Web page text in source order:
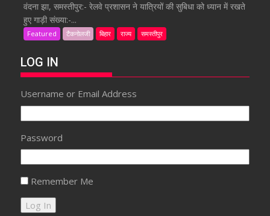
वंदना झा, समस्तीपुर:- रेलवे प्रशासन ने यात्रियों की सुबिधा को ध्यान में रखते
हुए गाड़ी संख्या:-...
Featured टैकनोलजी बिहार राज्य समस्तीपुर
LOG IN
Username or Email Address
Password
Remember Me